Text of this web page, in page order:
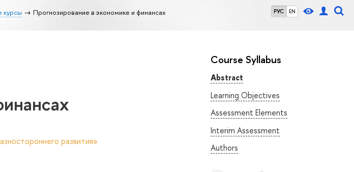
РУС EN
курсы Прогнозирование в экономике и финансах
Course Syllabus
Abstract
Learning Objectives
Assessment Elements
Interim Assessment
Authors
развития»